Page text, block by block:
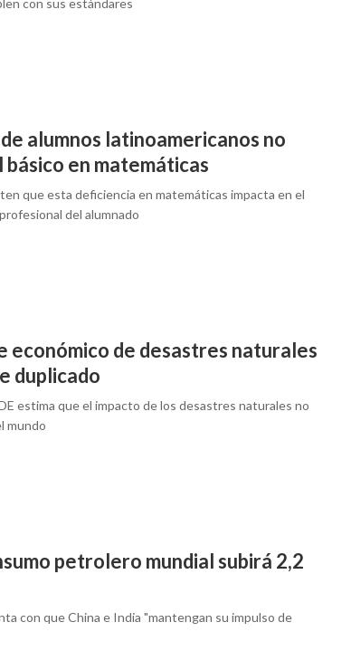
con sus estándares
alumnos latinoamericanos no
en matemáticas
que esta deficiencia en matemáticas impacta en el
del alumnado
económico de desastres naturales
duplicado
estima que el impacto de los desastres naturales no
mundo
petrolero mundial subirá 2,2
con que China e India "mantengan su impulso de